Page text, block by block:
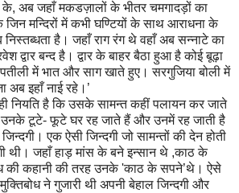
के, अब जहाँ मकडज़ालों के भीतर चमगादड़ों का
मन्दिरों में कभी घण्टियों के साथ आराधना के
है। जहाँ राग रंग थे वहाँ अब सन्नाटे का
द्वार बन्द है। द्वार के बाहर बैठा हुआ है कोई बूढ़ा
में भात और साग खाते हुए। सरगुजिया बोली में
अब इहाँ नाई रहे। ’
नियति है कि उसके सामन्त कहीं पलायन कर जाते
टूटे-फूटे घर रह जाते हैं और उनमें रह जाती है
एक ऐसी जिन्दगी जो सामन्तों की देन होती
थी। जहाँ हाड़ मांस के बने इन्सान थे ,काठ के
की कहानी की तरह उनके'काठ के सपने’थे। ऐसे
ने गुजारी थी अपनी बेहाल जिन्दगी और